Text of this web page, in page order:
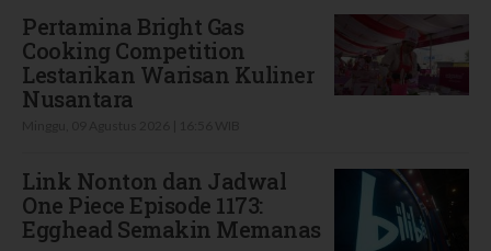
Pertamina Bright Gas
Cooking Competition
Lestarikan Warisan Kuliner
Nusantara
Link Nonton dan Jadwal
One Piece Episode 1173:
Egghead Semakin Memanas